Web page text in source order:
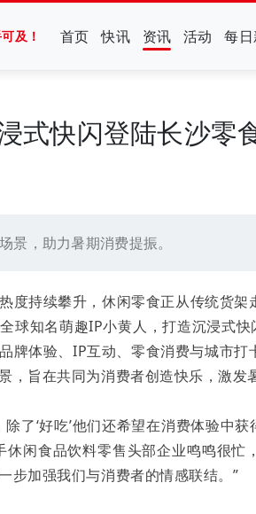
及！ 首页 快讯 资讯 活动 每
式快闪登陆长沙零
景，助力暑期消费提振。
度持续攀升，休闲零食正从传统货架
球知名萌趣IP小黄人，打造沉浸式快
牌体验、IP互动、零食消费与城市
，旨在共同为消费者创造快乐，激发
了‘好吃’他们还希望在消费体验中获
闲食品饮料零售头部企业鸣鸣很忙
步加强我们与消费者的情感联结。”